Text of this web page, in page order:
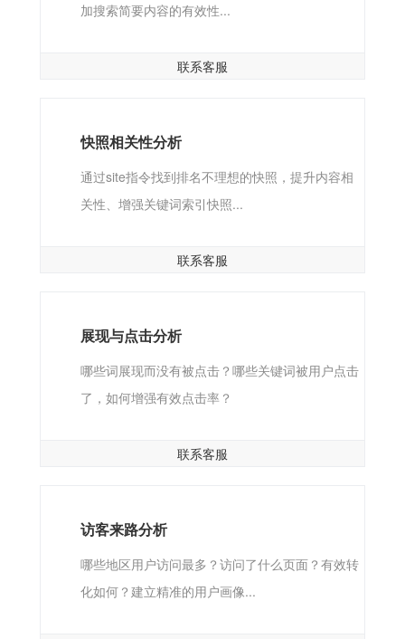
加搜索简要内容的有效性...
联系客服
快照相关性分析
通过site指令找到排名不理想的快照，提升内容相
关性、增强关键词索引快照...
联系客服
展现与点击分析
哪些词展现而没有被点击？哪些关键词被用户点击
了，如何增强有效点击率？
联系客服
访客来路分析
哪些地区用户访问最多？访问了什么页面？有效转
化如何？建立精准的用户画像...